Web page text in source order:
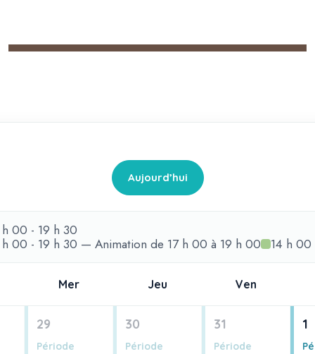
Aujourd’hui
00 - 19 h 30
00 - 19 h 30 — Animation de 17 h 00 à 19 h 00
14 h 00
Mer Jeu Ven
29
Période
30
Période
31
Période
1